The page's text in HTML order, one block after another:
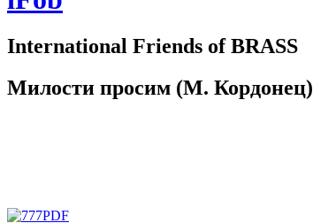
International Friends of BRASS
Милости просим (М. Кордонец)